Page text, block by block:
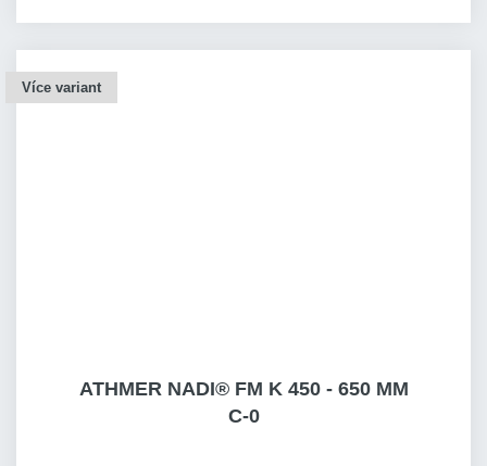
Více variant
ATHMER NADI® FM K 450 - 650 MM
C-0